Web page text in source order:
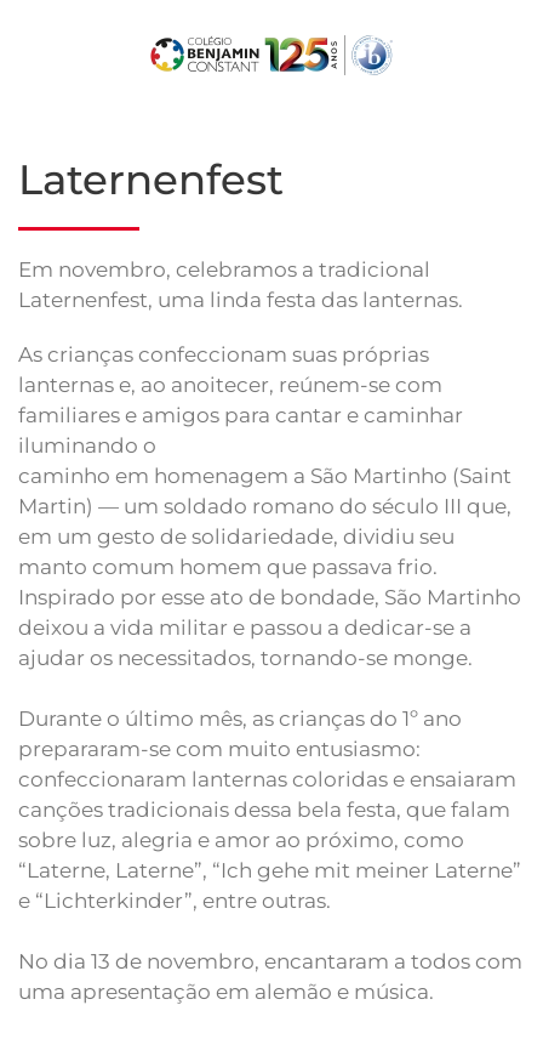
Laternenfest
Em novembro, celebramos a tradicional
Laternenfest, uma linda festa das lanternas.
As crianças confeccionam suas próprias
lanternas e, ao anoitecer, reúnem-se com
familiares e amigos para cantar e caminhar
iluminando o
caminho em homenagem a São Martinho (Saint
Martin) — um soldado romano do século III que,
em um gesto de solidariedade, dividiu seu
manto comum homem que passava frio.
Inspirado por esse ato de bondade, São Martinho
deixou a vida militar e passou a dedicar-se a
ajudar os necessitados, tornando-se monge.
Durante o último mês, as crianças do 1º ano
prepararam-se com muito entusiasmo:
confeccionaram lanternas coloridas e ensaiaram
canções tradicionais dessa bela festa, que falam
sobre luz, alegria e amor ao próximo, como
“Laterne, Laterne”, “Ich gehe mit meiner Laterne”
e “Lichterkinder”, entre outras.
No dia 13 de novembro, encantaram a todos com
uma apresentação em alemão e música.